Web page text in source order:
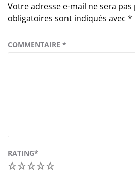
Votre adresse e-mail ne sera pas
obligatoires sont indiqués avec *
COMMENTAIRE *
RATING*
5
4
3
2